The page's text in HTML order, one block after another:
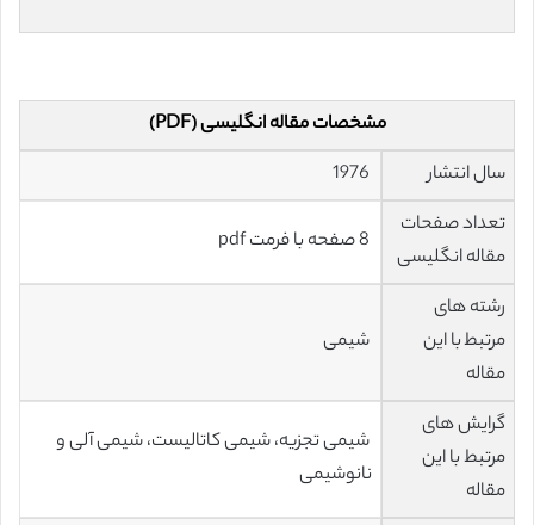
مشخصات مقاله انگلیسی (PDF)
سال انتشار
تعداد صفحات
مقاله انگلیسی
رشته های
مرتبط با این
مقاله
شیمی
گرایش های
مرتبط با این
مقاله
شیمی تجزیه، شیمی کاتالیست، شیمی آلی و
نانوشیمی